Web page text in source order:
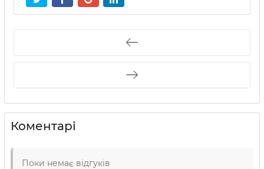
Коментарі
Поки немає відгуків